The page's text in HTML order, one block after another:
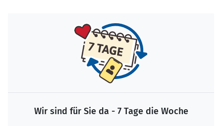
Wir sind für Sie da - 7 Tage die Woche